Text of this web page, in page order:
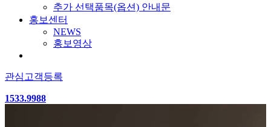
추가 선택품목(옵션) 안내문
홍보센터
NEWS
홍보영상
관심고객등록
1533.9988